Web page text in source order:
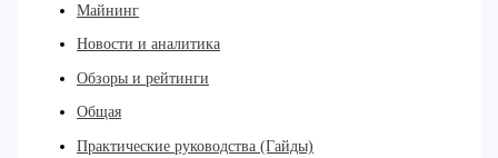
Майнинг
Новости и аналитика
Обзоры и рейтинги
Общая
Практические руководства (Гайды)